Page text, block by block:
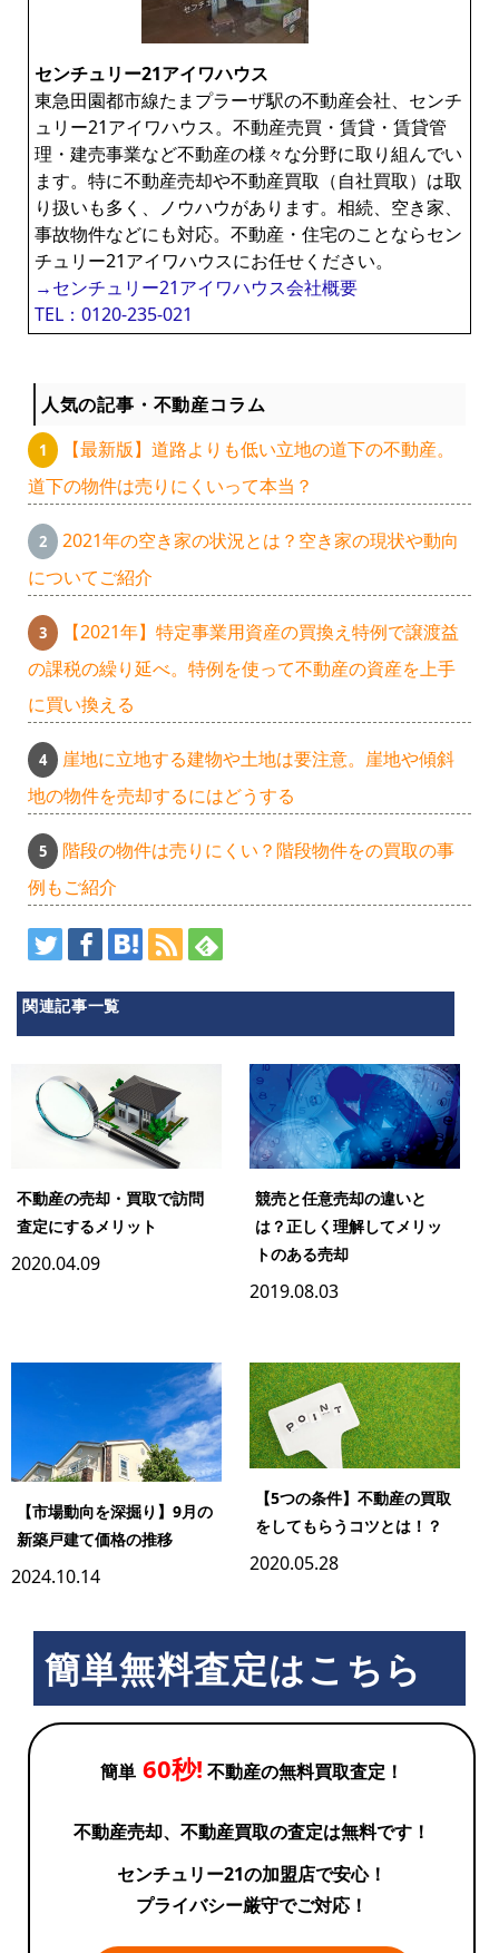
センチュリー21アイワハウス
東急田園都市線たまプラーザ駅の不動産会社、センチ
ュリー21アイワハウス。不動産売買・賃貸・賃貸管
理・建売事業など不動産の様々な分野に取り組んでい
ます。特に不動産売却や不動産買取（自社買取）は取
り扱いも多く、ノウハウがあります。相続、空き家、
事故物件などにも対応。不動産・住宅のことならセン
チュリー21アイワハウスにお任せください。
→センチュリー21アイワハウス会社概要
TEL：0120-235-021
人気の記事・不動産コラム
【最新版】道路よりも低い立地の道下の不動産。
道下の物件は売りにくいって本当？
2021年の空き家の状況とは？空き家の現状や動向
についてご紹介
【2021年】特定事業用資産の買換え特例で譲渡益
の課税の繰り延べ。特例を使って不動産の資産を上手
に買い換える
崖地に立地する建物や土地は要注意。崖地や傾斜
地の物件を売却するにはどうする
階段の物件は売りにくい？階段物件をの買取の事
例もご紹介
関連記事一覧
不動産の売却・買取で訪問
査定にするメリット
2020.04.09
競売と任意売却の違いと
は？正しく理解してメリッ
トのある売却
2019.08.03
【市場動向を深掘り】9月の
新築戸建て価格の推移
2024.10.14
【5つの条件】不動産の買取
をしてもらうコツとは！？
2020.05.28
簡単無料査定はこちら
簡単 60秒! 不動産の無料買取査定！
不動産売却、不動産買取の査定は無料です！
センチュリー21の加盟店で安心！
プライバシー厳守でご対応！